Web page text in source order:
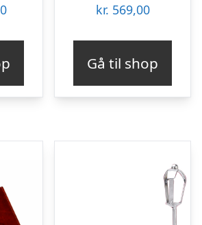
kr. 569,00
Gå til shop